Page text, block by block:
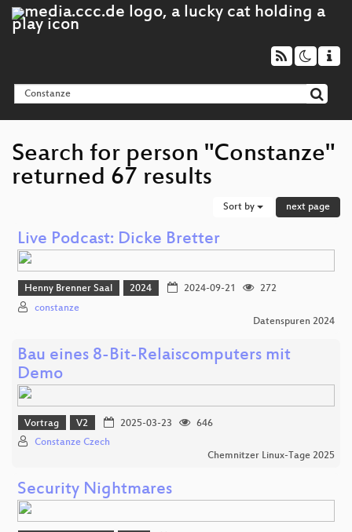
Search for person "Constanze"
returned 67 results
Sort by next page
Live Podcast: Dicke Bretter
Henny Brenner Saal 2024 2024-09-21
272
constanze
Datenspuren 2024
Bau eines 8-Bit-Relaiscomputers mit
Demo
Vortrag V2 2025-03-23
646
Constanze Czech
Chemnitzer Linux-Tage 2025
Security Nightmares